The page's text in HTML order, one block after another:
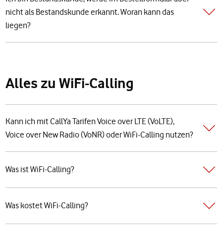
nicht als Bestandskunde erkannt. Woran kann das
liegen?
Alles zu WiFi-Calling
Kann ich mit CallYa Tarifen Voice over LTE (VoLTE),
Voice over New Radio (VoNR) oder WiFi-Calling nutzen?
Was ist WiFi-Calling?
Was kostet WiFi-Calling?